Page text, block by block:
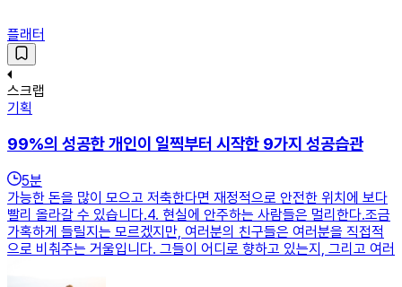
플래터
스크랩
기획
99%의 성공한 개인이 일찍부터 시작한 9가지 성공습관
5분
가능한 돈을 많이 모으고 저축한다면 재정적으로 안전한 위치에 보다
빨리 올라갈 수 있습니다.​4. 현실에 안주하는 사람들은 멀리한다.조금
가혹하게 들릴지는 모르겠지만, 여러분의 친구들은 여러분을 직접적
으로 비춰주는 거울입니다. 그들이 어디로 향하고 있는지, 그리고 여러